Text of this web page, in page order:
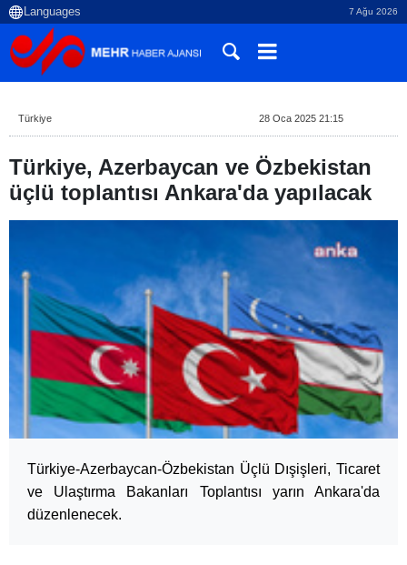
7 Ağu 2026
Türkiye 28 Oca 2025 21:15
Türkiye, Azerbaycan ve Özbekistan
üçlü toplantısı Ankara'da yapılacak
Türkiye-Azerbaycan-Özbekistan Üçlü Dışişleri, Ticaret
ve Ulaştırma Bakanları Toplantısı yarın Ankara'da
düzenlenecek.